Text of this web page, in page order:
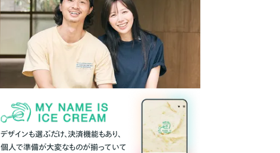
デザインも選ぶだけ、決済機能もあり、
個人で準備が大変なものが揃っていて